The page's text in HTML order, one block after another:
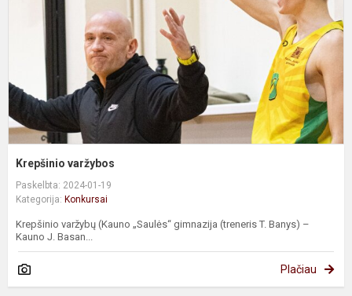
Krepšinio varžybos
Paskelbta: 2024-01-19
Kategorija: Konkursai
Krepšinio varžybų (Kauno „Saulės“ gimnazija (treneris T. Banys) –
Kauno J. Basan...
Plačiau